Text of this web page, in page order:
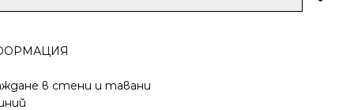
в стени и тавани